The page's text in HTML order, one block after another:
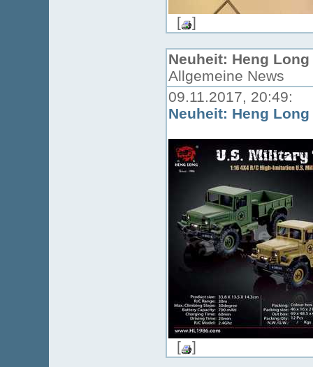
[ ]
Neuheit: Heng
Allgemeine News
09.11.2017, 20:49:
Neuheit: Heng
[ ]